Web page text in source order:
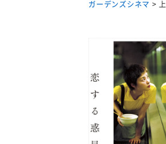
ガーデンズシネマ >